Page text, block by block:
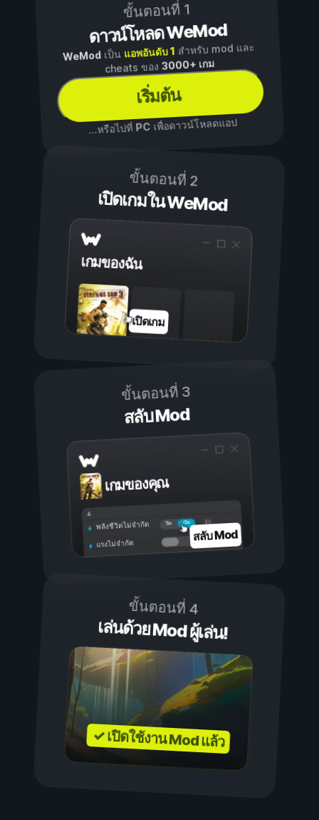
ขั้นตอนที่ 1
ดาวน์โหลด WeMod
WeModเป็น แอพอันดับ 1 สำหรับ mod และ
cheats ของ3000+ เกม
เริ่มต้น
...หรือไปที่ PCเพื่อดาวน์โหลดแอป
ขั้นตอนที่ 2
เปิดเกมใน WeMod
เกมของฉัน
เปิดเกม
ขั้นตอนที่ 3
สลับ Mod
เกมของคุณ
เปิด
ปิด
พลังชีวิตไม่จำกัด
แรงไม่จำกัด สลับ Mod
ขั้นตอนที่ 4
เล่นด้วย Mod ผู้เล่น!
✓ เปิดใช้งาน Mod แล้ว